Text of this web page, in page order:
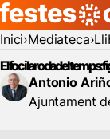
Inici Mediateca
El foc i la roda del
Antonio
Ajuntament